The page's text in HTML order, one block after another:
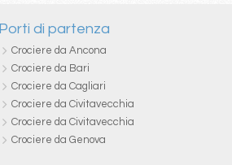
Porti di partenza
Crociere da Ancona
Crociere da Bari
Crociere da Cagliari
Crociere da Civitavecchia
Crociere da Civitavecchia
Crociere da Genova